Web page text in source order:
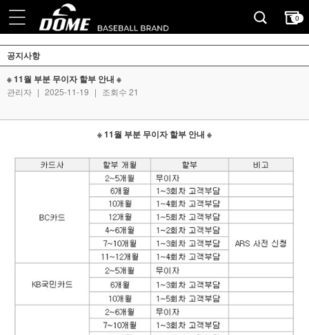
0
공지사항
※ 11월 부분 무이자 할부 안내 ※
관리자 | 2025-11-19 | 조회수 21
※ 11월 부분 무이자 할부 안내 ※